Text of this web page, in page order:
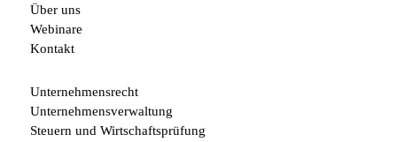
Über uns
Webinare
Kontakt
Unternehmensrecht
Unternehmensverwaltung
Steuern und Wirtschaftsprüfung